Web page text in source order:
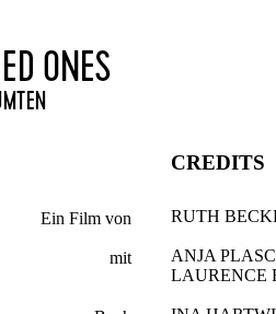
CREDITS
Ein Film von RUTH
mit
ANJA
LAURENCE